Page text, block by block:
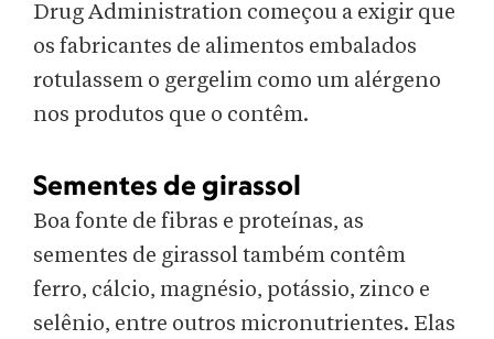
Drug Administration começou a exigir que
os fabricantes de alimentos embalados
rotulassem o gergelim como um alérgeno
nos produtos que o contêm.
Sementes de girassol
Boa fonte de fibras e proteínas, as
sementes de girassol também contêm
ferro, cálcio, magnésio, potássio, zinco e
selênio, entre outros micronutrientes. Elas